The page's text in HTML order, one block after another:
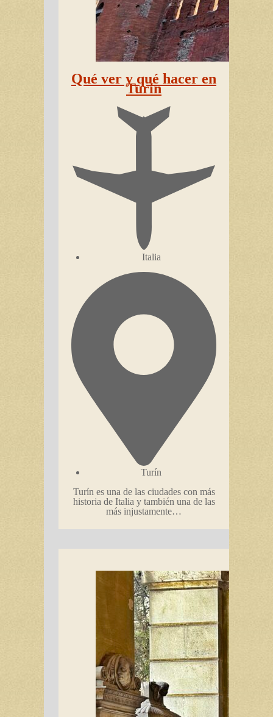
Qué ver y qué hacer en
Turín
Italia
Turín
Turín es una de las ciudades con más
historia de Italia y también una de las
más injustamente…